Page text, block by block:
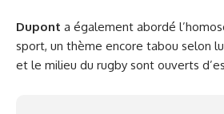
Dupont a également abordé
sport, un thème encore tabou selon
et le milieu du rugby sont ouverts